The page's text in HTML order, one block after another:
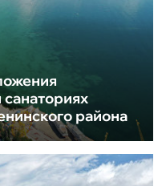
санаториях
района